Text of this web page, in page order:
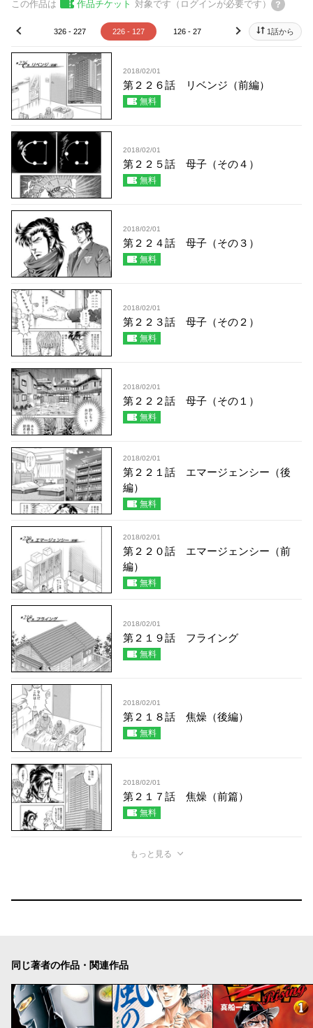
この作品は 作品チケット 対象です（ログインが必要です）
- 327 326 - 227 226 - 127 126 - 27 26 - 1
prev next 1話から
2018/02/01
第２２６話 リベンジ（前編）
無料
2018/02/01
第２２５話 母子（その４）
無料
2018/02/01
第２２４話 母子（その３）
無料
2018/02/01
第２２３話 母子（その２）
無料
2018/02/01
第２２２話 母子（その１）
無料
2018/02/01
第２２１話 エマージェンシー（後
編）
無料
2018/02/01
第２２０話 エマージェンシー（前
編）
無料
2018/02/01
第２１９話 フライング
無料
2018/02/01
第２１８話 焦燥（後編）
無料
2018/02/01
第２１７話 焦燥（前篇）
無料
もっと見る
同じ著者の作品・関連作品